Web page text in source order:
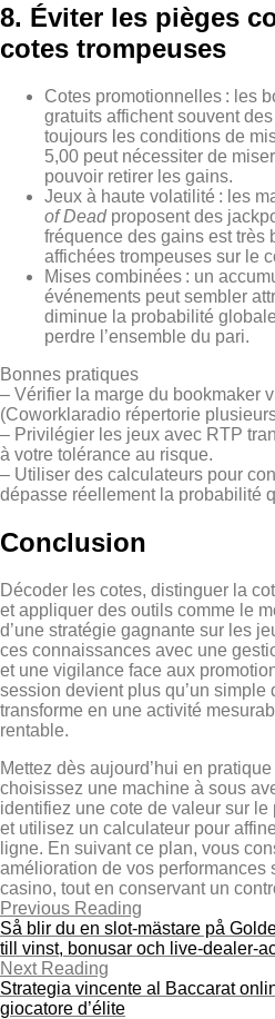
8. Éviter les pièges
cotes trompeuses
Cotes promotionnelles : les
gratuits affichent souvent
toujours les conditions de
5,00 peut nécessiter de
pouvoir retirer les gains.
Jeux à haute volatilité : les
of Deadproposent des
fréquence des gains est très
affichées trompeuses sur le
Mises combinées : un
événements peut sembler
diminue la probabilité
perdre l’ensemble du pari.
Bonnes pratiques
– Vérifier la marge du bookmaker
(Coworklaradio répertorie
– Privilégier les jeux avec RTP
à votre tolérance au risque.
– Utiliser des calculateurs pour
dépasse réellement la probabilité
Conclusion
Décoder les cotes, distinguer la
et appliquer des outils comme le
d’une stratégie gagnante sur les
ces connaissances avec une
et une vigilance face aux
session devient plus qu’un simple
transforme en une activité
rentable.
Mettez dès aujourd’hui en
choisissez une machine à sous
identifiez une cote de valeur sur
et utilisez un calculateur pour
ligne. En suivant ce plan, vous
amélioration de vos performances
casino, tout en conservant un
Previous Reading
Så blir du en slot‑mästare på
till vinst, bonusar och
Next Reading
Strategia vincente al Baccarat
giocatore d’élite